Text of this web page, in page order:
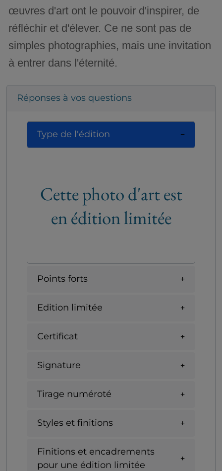
œuvres d'art ont le pouvoir d'inspirer, de
réfléchir et d'élever. Ce ne sont pas de
simples photographies, mais une invitation
à entrer dans l'éternité.
Réponses à vos questions
Type de l'édition
Cette photo d'art est
en édition limitée
Points forts
Edition limitée
Certificat
Signature
Tirage numéroté
Styles et finitions
Finitions et encadrements
pour une édition limitée